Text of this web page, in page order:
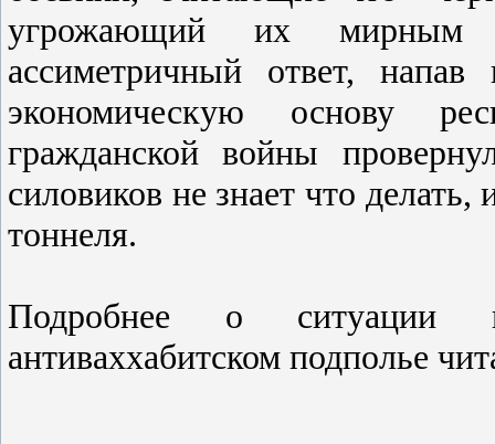
угрожающий их мирным
ассиметричный ответ,
экономическую основу
гражданской войны
силовиков не знает что
тоннеля.
Подробнее о ситуации
антиваххабитском подполье